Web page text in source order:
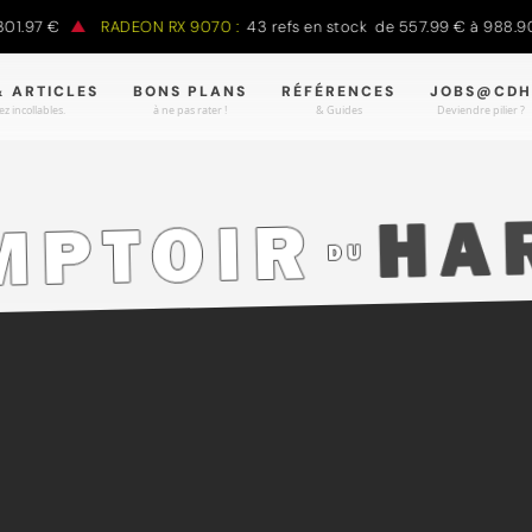
RADEON RX 9070 : 43 refs en stock de 557.99 € à 988.90 €
ARTICLES
incollables.
BONS PLANS
à ne pas rater !
RÉFÉRENCES
& Guides
JOBS@CDH
Deviendre pilier ?